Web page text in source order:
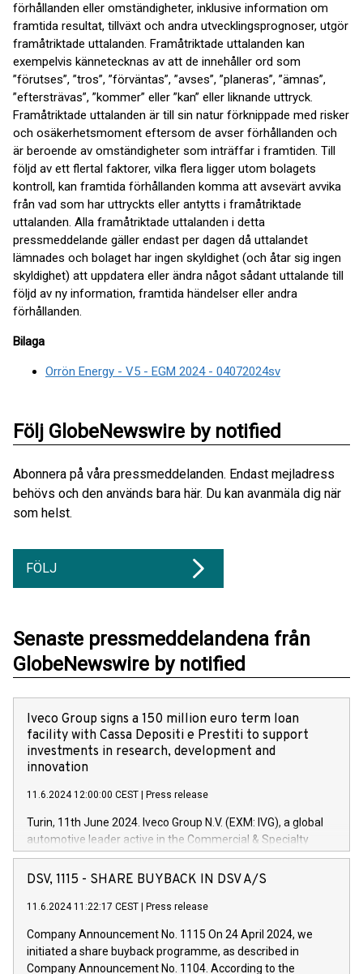
förhållanden eller omständigheter, inklusive information om
framtida resultat, tillväxt och andra utvecklingsprognoser, utgör
framåtriktade uttalanden. Framåtriktade uttalanden kan
exempelvis kännetecknas av att de innehåller ord som
”förutses”, ”tros”, ”förväntas”, ”avses”, ”planeras”, ”ämnas”,
”eftersträvas”, ”kommer” eller ”kan” eller liknande uttryck.
Framåtriktade uttalanden är till sin natur förknippade med risker
och osäkerhetsmoment eftersom de avser förhållanden och
är beroende av omständigheter som inträffar i framtiden. Till
följd av ett flertal faktorer, vilka flera ligger utom bolagets
kontroll, kan framtida förhållanden komma att avsevärt avvika
från vad som har uttryckts eller antytts i framåtriktade
uttalanden. Alla framåtriktade uttalanden i detta
pressmeddelande gäller endast per dagen då uttalandet
lämnades och bolaget har ingen skyldighet (och åtar sig ingen
skyldighet) att uppdatera eller ändra något sådant uttalande till
följd av ny information, framtida händelser eller andra
förhållanden.
Bilaga
Orrön Energy - V5 - EGM 2024 - 04072024sv
Följ GlobeNewswire by notified
Abonnera på våra pressmeddelanden. Endast mejladress
behövs och den används bara här. Du kan avanmäla dig när
som helst.
FÖLJ
Senaste pressmeddelandena från
GlobeNewswire by notified
Iveco Group signs a 150 million euro term loan
facility with Cassa Depositi e Prestiti to support
investments in research, development and
innovation
11.6.2024 12:00:00 CEST Press release
Turin, 11th June 2024. Iveco Group N.V. (EXM: IVG), a global
automotive leader active in the Commercial & Specialty
Vehicles, Powertrain and related Financial Services arenas,
has successfully signed a term loan facility of 150 million
new projects in Italy dedicated to research, development and
by CDP, Iveco Group will develop innovative technologies and
architectures in the field of electric propulsion and further
DSV, 1115 - SHARE BUYBACK IN DSV A/S
11.6.2024 11:22:17 CEST Press release
Company Announcement No. 1115 On 24 April 2024, we
initiated a share buyback programme, as described in
Company Announcement No. 1104. According to the